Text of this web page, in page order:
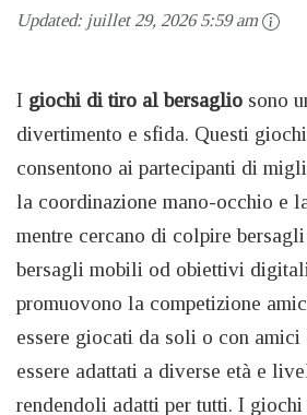
Updated: juillet 29, 2026 5:59 am
I giochi di tiro al bersaglio sono
divertimento e sfida. Questi
consentono ai partecipanti di
la coordinazione mano-occhio e
mentre cercano di colpire
bersagli mobili od obiettivi
promuovono la competizione
essere giocati da soli o con amici
essere adattati a diverse età e
rendendoli adatti per tutti. I